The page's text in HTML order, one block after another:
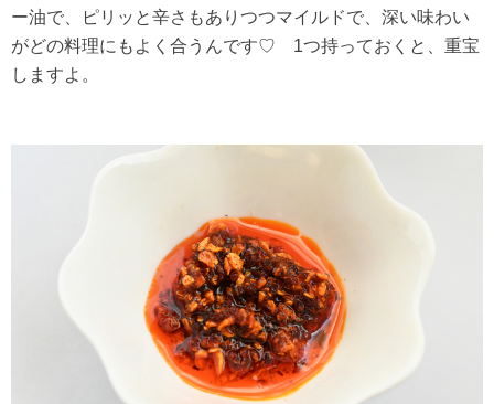
ー油で、ピリッと辛さもありつつマイルドで、深い味わい
がどの料理にもよく合うんです♡ 1つ持っておくと、重宝
しますよ。